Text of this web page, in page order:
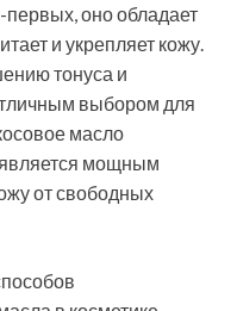
оно обладает
и укрепляет кожу.
тонуса и
выбором для
масло
мощным
от свободных